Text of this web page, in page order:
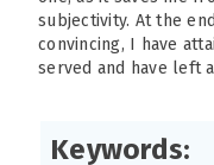
subjectivity. At the
convincing, I have
served and have left
Keywords: